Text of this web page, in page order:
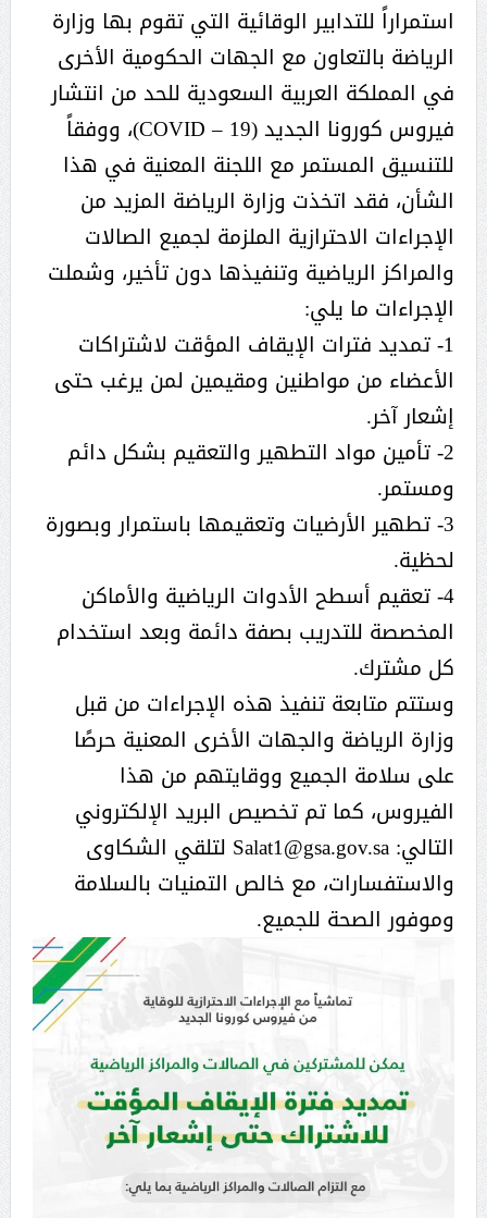
استمراراً للتدابير الوقائية التي تقوم بها وزارة
الرياضة بالتعاون مع الجهات الحكومية الأخرى
في المملكة العربية السعودية للحد من انتشار
فيروس كورونا الجديد (COVID – 19)، ووفقاً
للتنسيق المستمر مع اللجنة المعنية في هذا
الشأن، فقد اتخذت وزارة الرياضة المزيد من
الإجراءات الاحترازية الملزمة لجميع الصالات
والمراكز الرياضية وتنفيذها دون تأخير، وشملت
الإجراءات ما يلي:
1- تمديد فترات الإيقاف المؤقت لاشتراكات
الأعضاء من مواطنين ومقيمين لمن يرغب حتى
إشعار آخر.
2- تأمين مواد التطهير والتعقيم بشكل دائم
ومستمر.
3- تطهير الأرضيات وتعقيمها باستمرار وبصورة
لحظية.
4- تعقيم أسطح الأدوات الرياضية والأماكن
المخصصة للتدريب بصفة دائمة وبعد استخدام
كل مشترك.
وستتم متابعة تنفيذ هذه الإجراءات من قبل
وزارة الرياضة والجهات الأخرى المعنية حرصًا
على سلامة الجميع ووقايتهم من هذا
الفيروس، كما تم تخصيص البريد الإلكتروني
التالي: Salat1@gsa.gov.sa لتلقي الشكاوى
والاستفسارات، مع خالص التمنيات بالسلامة
وموفور الصحة للجميع.